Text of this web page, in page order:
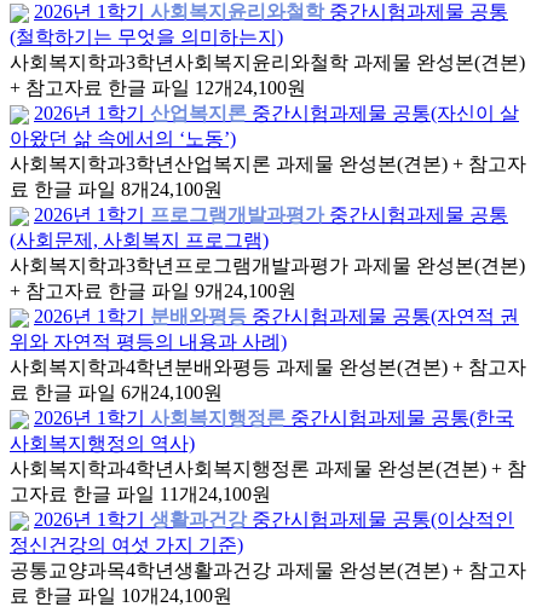
2026년 1학기
사회복지윤리와철학 중간시험과제물 공통
(철학하기는 무엇을 의미하는지)
사회복지학과3학년사회복지윤리와철학 과제물 완성본(견본)
+ 참고자료 한글 파일 12개 24,100원
2026년 1학기
산업복지론 중간시험과제물 공통(자신이 살
아왔던 삶 속에서의 ‘노동’)
사회복지학과3학년산업복지론 과제물 완성본(견본) + 참고자
료 한글 파일 8개 24,100원
2026년 1학기
프로그램개발과평가 중간시험과제물 공통
(사회문제, 사회복지 프로그램)
사회복지학과3학년 프로그램개발과평가 과제물 완성본(견본)
+ 참고자료 한글 파일 9개 24,100원
2026년 1학기
분배와평등 중간시험과제물 공통(자연적 권
위와 자연적 평등의 내용과 사례)
사회복지학과4학년 분배와평등 과제물 완성본(견본) + 참고자
료 한글 파일 6개 24,100원
2026년 1학기
사회복지행정론 중간시험과제물 공통(한국
사회복지행정의 역사)
사회복지학과4학년사회복지행정론 과제물 완성본(견본) + 참
고자료 한글 파일 11개 24,100원
2026년 1학기
생활과건강 중간시험과제물 공통(이상적인
정신건강의 여섯 가지 기준)
공통교양과목4학년생활과건강 과제물 완성본(견본) + 참고자
료 한글 파일 10개 24,100원